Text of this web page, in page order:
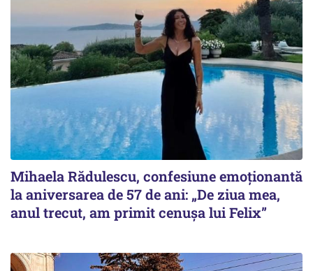
Mihaela Rădulescu, confesiune emoționantă
la aniversarea de 57 de ani: „De ziua mea,
anul trecut, am primit cenușa lui Felix”